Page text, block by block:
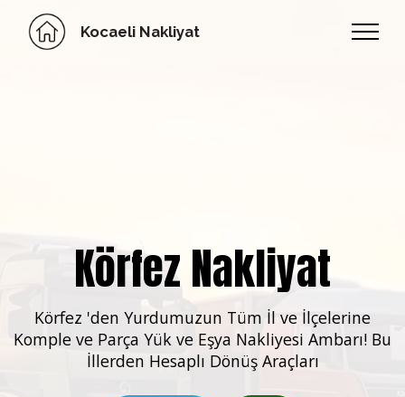
Kocaeli Nakliyat
Körfez Nakliyat
Körfez 'den Yurdumuzun Tüm İl ve İlçelerine
Komple ve Parça Yük ve Eşya Nakliyesi Ambarı! Bu
İllerden Hesaplı Dönüş Araçları